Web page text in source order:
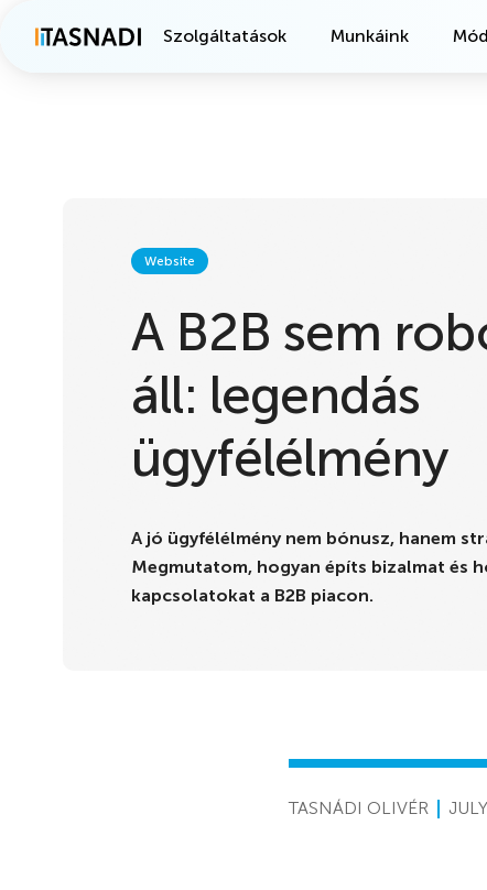
Szolgáltatások Munkáink
Website
A B2B sem
áll: legendás
ügyfélélmény
A jó ügyfélélmény nem bónusz, hanem
Megmutatom, hogyan építs bizalmat és
kapcsolatokat a B2B piacon.
TASNÁDI OLIVÉR